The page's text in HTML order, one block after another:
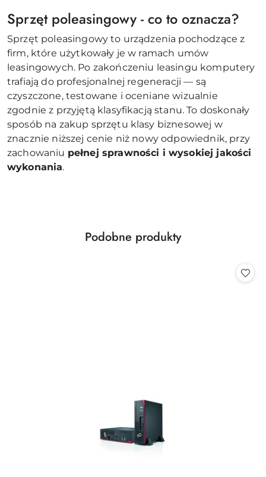
Sprzęt poleasingowy - co to oznacza?
Sprzęt poleasingowy to urządzenia pochodzące z
firm, które użytkowały je w ramach umów
leasingowych. Po zakończeniu leasingu komputery
trafiają do profesjonalnej regeneracji — są
czyszczone, testowane i oceniane wizualnie
zgodnie z przyjętą klasyfikacją stanu. To doskonały
sposób na zakup sprzętu klasy biznesowej w
znacznie niższej cenie niż nowy odpowiednik, przy
zachowaniu pełnej sprawności i wysokiej jakości
wykonania.
Pomiń karuzelę produktów
Produkty
Podobne produkty